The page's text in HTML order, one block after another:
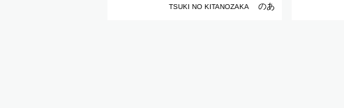
TSUKI NO KITANOZAKA
のあ